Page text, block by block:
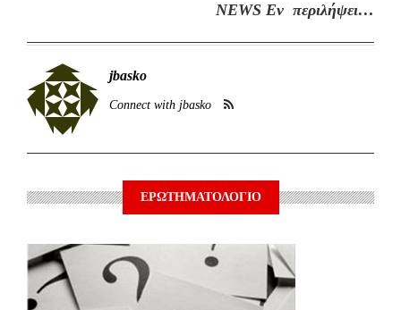
NEWS Eν περιλήψει…
jbasko
Connect with jbasko
ΕΡΩΤΗΜΑΤΟΛΟΓΙΟ